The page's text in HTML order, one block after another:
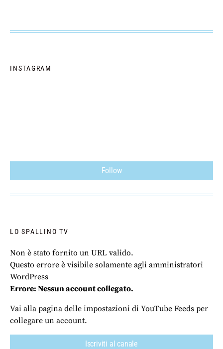
INSTAGRAM
Follow
LO SPALLINO TV
Non è stato fornito un URL valido.
Questo errore è visibile solamente agli amministratori
WordPress
Errore: Nessun account collegato.
Vai alla pagina delle impostazioni di YouTube Feeds per
collegare un account.
Iscriviti al canale